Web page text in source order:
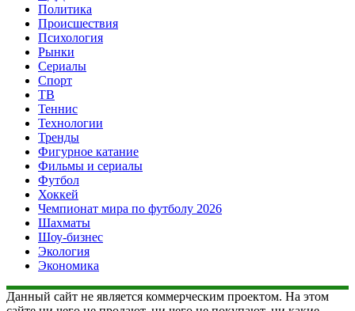
Политика
Происшествия
Психология
Рынки
Сериалы
Спорт
ТВ
Теннис
Технологии
Тренды
Фигурное катание
Фильмы и сериалы
Футбол
Хоккей
Чемпионат мира по футболу 2026
Шахматы
Шоу-бизнес
Экология
Экономика
Данный сайт не является коммерческим проектом. На этом